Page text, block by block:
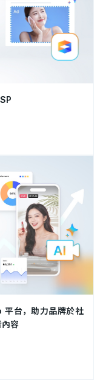
台，助力品牌於社
容